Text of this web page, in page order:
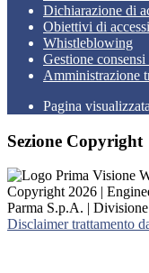
Dichiarazione di
Obiettivi di
Whistleblowing
Gestione
Amministrazione
Pagina visualizzata
Sezione Copyright
Copyright 2026 |
Parma S.p.A. |
Disclaimer trattamento